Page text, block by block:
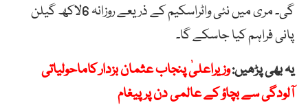
گی۔ مری میں نئی واٹراسکیم کے ذریعے روزانہ 6لاکھ گیلن
پانی فراہم کیا جاسکے گا۔
یہ بھی پڑھیں:وزیراعلیٰ پنجاب عثمان بزدار کاماحولیاتی
آلودگی سے بچاؤ کے عالمی دن پر پیغام